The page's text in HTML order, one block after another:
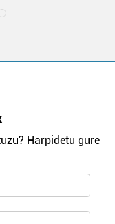
Harpidetu gure